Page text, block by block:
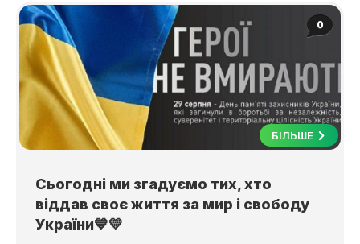
0
БІЛЬШЕ
Сьогодні ми згадуємо тих, хто
віддав своє життя за мир і свободу
України💙💛